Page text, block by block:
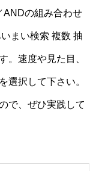
ANDの組み合わせ
まい検索 複数 抽
。速度や見た目、
選択して下さい。
で、ぜひ実践して